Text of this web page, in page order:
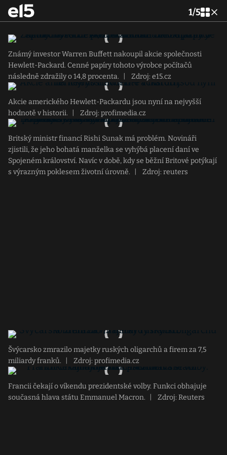
1/5
Známý investor Warren Buffett nakoupil akcie společnosti
Hewlett-Packard. Cenné papíry tohoto výrobce počítačů
následně zdražily o 14,8 procenta.
Zdroj: e15.cz
Akcie amerického Hewlett-Packardu jsou nyní na nejvyšší
hodnotě v historii.
Zdroj: profimedia.cz
Britský ministr financí Rishi Sunak má problém. Novináři
zjistili, že jeho bohatá manželka se vyhýbá placení daní ve
Spojeném království. Navíc v době, kdy se běžní Britové potýkají
s výrazným poklesem životní úrovně.
Zdroj: reuters
Švýcarsko zmrazilo majetky ruských oligarchů a firem za 7,5
miliardy franků.
Zdroj: profimedia.cz
Francii čekají o víkendu prezidentské volby. Funkci obhajuje
současná hlava státu Emmanuel Macron.
Zdroj: Reuters